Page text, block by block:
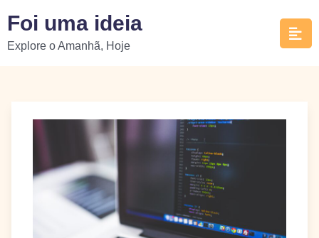
content
Foi uma ideia
Explore o Amanhã, Hoje